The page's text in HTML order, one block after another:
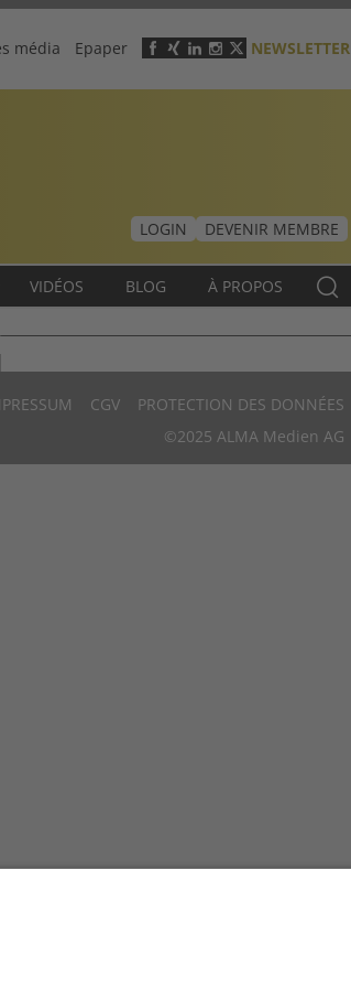
Header
menu
média Epaper NEWSLETTER
LOGIN
DEVENIR MEMBRE
VIDÉOS BLOG À PROPOS
CGV
PROTECTION DES DONNÉES
©2025 ALMA Medien AG